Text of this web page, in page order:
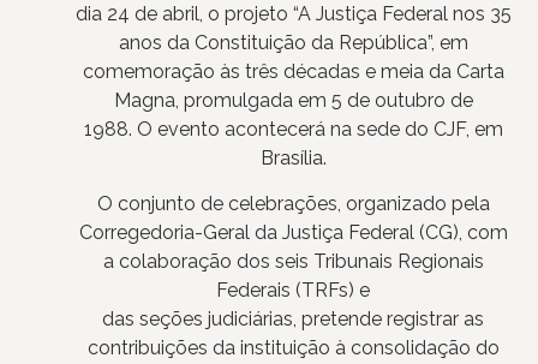
dia 24 de abril, o projeto “A Justiça Federal nos 35
anos da Constituição da República”, em
comemoração às três décadas e meia da Carta
Magna, promulgada em 5 de outubro de
1988. O evento acontecerá na sede do CJF, em
Brasília.
O conjunto de celebrações, organizado pela
Corregedoria-Geral da Justiça Federal (CG), com
a colaboração dos seis Tribunais Regionais
Federais (TRFs) e
das seções judiciárias, pretende registrar as
contribuições da instituição à consolidação do